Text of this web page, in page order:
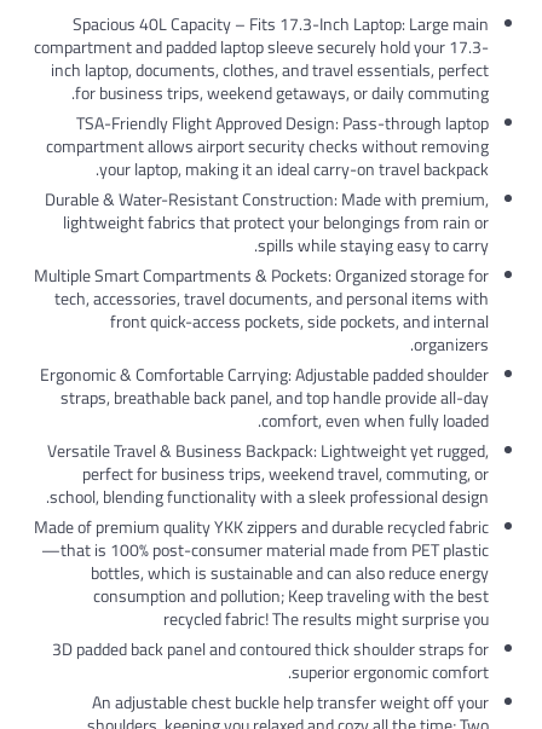
Spacious 40L Capacity – Fits 17.3-Inch Laptop: Large main
compartment and padded laptop sleeve securely hold your 17.3-
inch laptop, documents, clothes, and travel essentials, perfect
for business trips, weekend getaways, or daily commuting.
TSA-Friendly Flight Approved Design: Pass-through laptop
compartment allows airport security checks without removing
your laptop, making it an ideal carry-on travel backpack.
Durable & Water-Resistant Construction: Made with premium,
lightweight fabrics that protect your belongings from rain or
spills while staying easy to carry.
Multiple Smart Compartments & Pockets: Organized storage for
tech, accessories, travel documents, and personal items with
front quick-access pockets, side pockets, and internal
organizers.
Ergonomic & Comfortable Carrying: Adjustable padded shoulder
straps, breathable back panel, and top handle provide all-day
comfort, even when fully loaded.
Versatile Travel & Business Backpack: Lightweight yet rugged,
perfect for business trips, weekend travel, commuting, or
school, blending functionality with a sleek professional design.
Made of premium quality YKK zippers and durable recycled fabric
—that is 100% post-consumer material made from PET plastic
bottles, which is sustainable and can also reduce energy
consumption and pollution; Keep traveling with the best
recycled fabric! The results might surprise you
3D padded back panel and contoured thick shoulder straps for
superior ergonomic comfort.
An adjustable chest buckle help transfer weight off your